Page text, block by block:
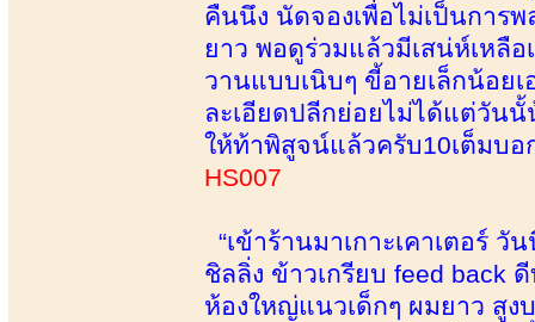
คืนนึง นัดจองเพื่อไม่เป็นการ
ยาว พอดูร่วมแล้วมีเสน่ห์เหลื
วานแบบเนิบๆ ขี้อายเล็กน้อยเ
ละเอียดปลีกย่อยไม่ได้แต่วัน
ให้ท้าพิสูจน์แล้วครับ10เต็มบอ
HS007
“เข้าร้านมาเกาะเคาเตอร์
ชิลลิ่ง ข้าวเกรียบ feed back
ห้องใหญ่แนวเด็กๆ ผมยาว สูง